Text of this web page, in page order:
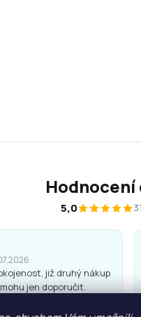
Hodnocení
5,0
již druhý nákup
jen doporučit.